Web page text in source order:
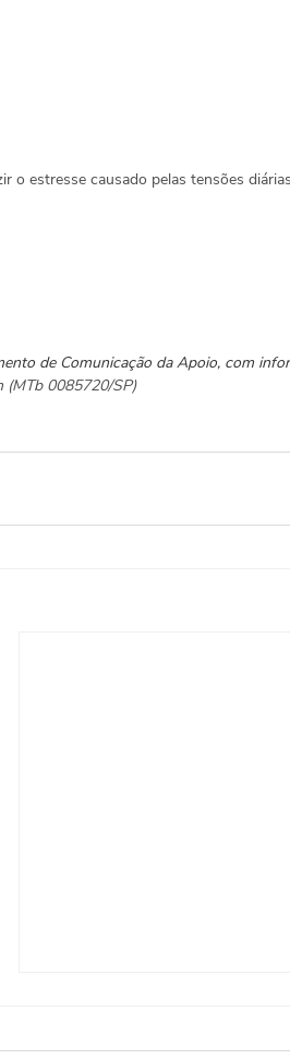
o estresse causado pelas tensões
de Comunicação da Apoio, com
(MTb 0085720/SP)